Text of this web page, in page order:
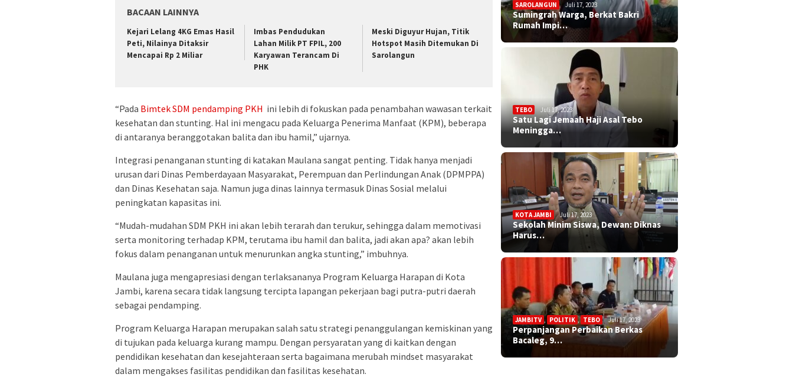
BACAAN LAINNYA
Kejari Lelang 4KG Emas Hasil
Peti, Nilainya Ditaksir
Mencapai Rp 2 Miliar
Imbas Pendudukan
Lahan Milik PT FPIL, 200
Karyawan Terancam Di
PHK
Meski Diguyur Hujan, Titik
Hotspot Masih Ditemukan Di
Sarolangun
“Pada Bimtek SDM pendamping PKH ini lebih di fokuskan pada penambahan wawasan terkait
kesehatan dan stunting. Hal ini mengacu pada Keluarga Penerima Manfaat (KPM), beberapa
di antaranya beranggotakan balita dan ibu hamil,” ujarnya.
Integrasi penanganan stunting di katakan Maulana sangat penting. Tidak hanya menjadi
urusan dari Dinas Pemberdayaan Masyarakat, Perempuan dan Perlindungan Anak (DPMPPA)
dan Dinas Kesehatan saja. Namun juga dinas lainnya termasuk Dinas Sosial melalui
peningkatan kapasitas ini.
“Mudah-mudahan SDM PKH ini akan lebih terarah dan terukur, sehingga dalam memotivasi
serta monitoring terhadap KPM, terutama ibu hamil dan balita, jadi akan apa? akan lebih
fokus dalam penanganan untuk menurunkan angka stunting,” imbuhnya.
Maulana juga mengapresiasi dengan terlaksananya Program Keluarga Harapan di Kota
Jambi, karena secara tidak langsung tercipta lapangan pekerjaan bagi putra-putri daerah
sebagai pendamping.
Program Keluarga Harapan merupakan salah satu strategi penanggulangan kemiskinan yang
di tujukan pada keluarga kurang mampu. Dengan persyaratan yang di kaitkan dengan
pendidikan kesehatan dan kesejahteraan serta bagaimana merubah mindset masyarakat
dalam mengakses fasilitas pendidikan dan fasilitas kesehatan.
SAROLANGUN Juli 17, 2023
Sumingrah Warga, Berkat Bakri
Rumah Impi…
TEBO Juli 17, 2023
Satu Lagi Jemaah Haji Asal Tebo
Meningga…
KOTA JAMBI Juli 17, 2023
Sekolah Minim Siswa, Dewan: Diknas
Harus…
JAMBITV POLITIK , TEBO Juli 17, 2023
Perpanjangan Perbaikan Berkas
Bacaleg, 9…